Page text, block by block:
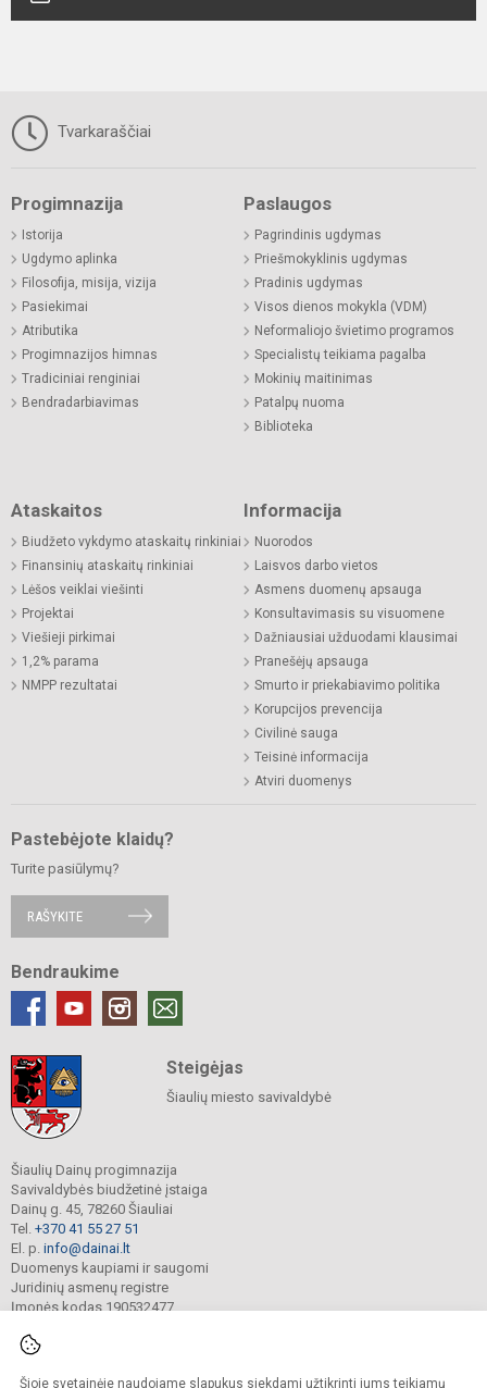
Šioje svetainėje naudojame slapukus siekdami užtikrinti jums teikiamų
Tvarkaraščiai
Progimnazija
Istorija
Ugdymo aplinka
Filosofija, misija, vizija
Pasiekimai
Atributika
Progimnazijos himnas
Tradiciniai renginiai
Bendradarbiavimas
Paslaugos
Pagrindinis ugdymas
Priešmokyklinis ugdymas
Pradinis ugdymas
Visos dienos mokykla (VDM)
Neformaliojo švietimo programos
Specialistų teikiama pagalba
Mokinių maitinimas
Patalpų nuoma
Biblioteka
Ataskaitos
Biudžeto vykdymo ataskaitų rinkiniai
Finansinių ataskaitų rinkiniai
Lėšos veiklai viešinti
Projektai
Viešieji pirkimai
1,2% parama
NMPP rezultatai
Informacija
Nuorodos
Laisvos darbo vietos
Asmens duomenų apsauga
Konsultavimasis su visuomene
Dažniausiai užduodami klausimai
Pranešėjų apsauga
Smurto ir priekabiavimo politika
Korupcijos prevencija
Civilinė sauga
Teisinė informacija
Atviri duomenys
Pastebėjote klaidų?
Turite pasiūlymų?
RAŠYKITE
Bendraukime
Steigėjas
Šiaulių miesto savivaldybė
Šiaulių Dainų progimnazija
Savivaldybės biudžetinė įstaiga
Dainų g. 45, 78260 Šiauliai
Tel. +370 41 55 27 51
El. p. info@dainai.lt
Duomenys kaupiami ir saugomi
Juridinių asmenų registre
Įmonės kodas 190532477
© 2023. Šiaulių Dainų progimnazija. Visos teisės saugomos.